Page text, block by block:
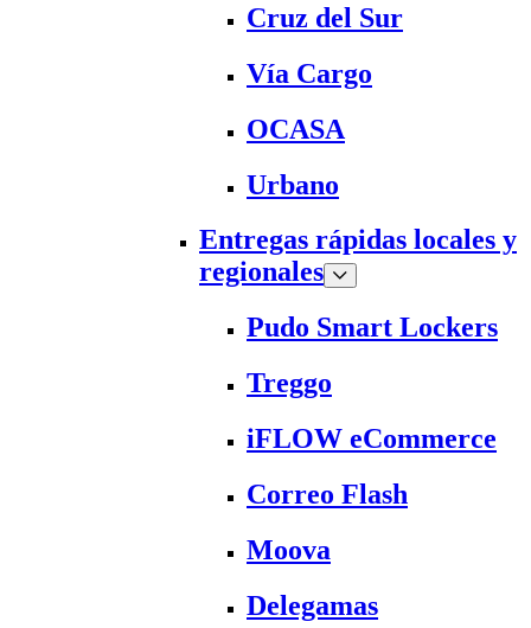
Cruz del Sur
Vía Cargo
OCASA
Urbano
Entregas rápidas locales y
regionales
Pudo Smart Lockers
Treggo
iFLOW eCommerce
Correo Flash
Moova
Delegamas